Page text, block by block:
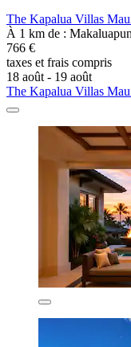
The Kapalua Villas
À 1 km de :
766 €
taxes et frais compris
18 août - 19 août
The Kapalua Villas